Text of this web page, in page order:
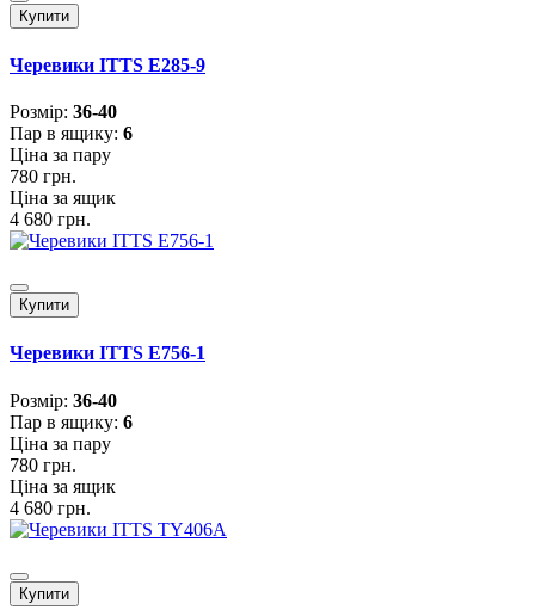
Купити
Черевики ITTS E285-9
Розмiр: 36-40
Пар в ящику: 6
Ціна за пару
780 грн.
Ціна за ящик
4 680 грн.
Купити
Черевики ITTS E756-1
Розмiр: 36-40
Пар в ящику: 6
Ціна за пару
780 грн.
Ціна за ящик
4 680 грн.
Купити